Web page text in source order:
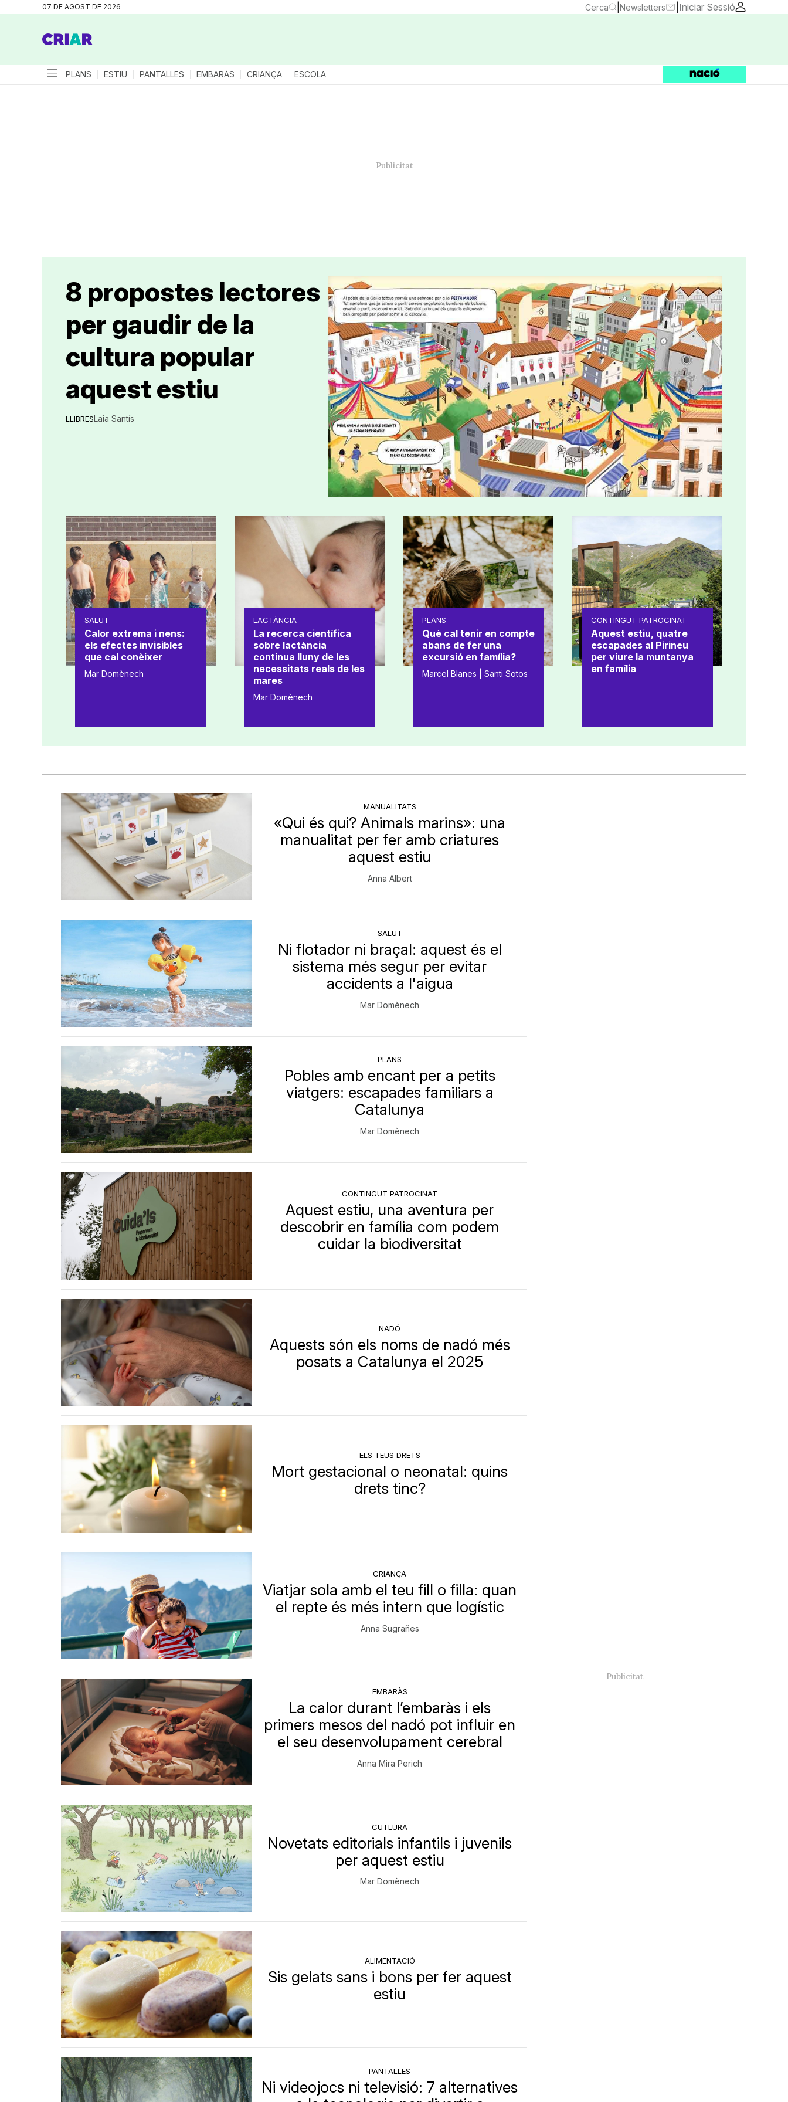
07 DE AGOST DE 2026 Cerca Newsletters Iniciar Sessió
PLANS ESTIU PANTALLES EMBARÀS CRIANÇA ESCOLA
LLIBRES
8 propostes lectores
per gaudir de la
cultura popular
aquest estiu
Laia Santís
SALUT
Calor extrema i nens:
els efectes invisibles
que cal conèixer
Mar Domènech
LACTÀNCIA
La recerca científica
sobre lactància
continua lluny de les
necessitats reals de les
mares
Mar Domènech
PLANS
Què cal tenir en compte
abans de fer una
excursió en família?
Marcel Blanes | Santi Sotos
CONTINGUT PATROCINAT
Aquest estiu, quatre
escapades al Pirineu
per viure la muntanya
en família
MANUALITATS
«Qui és qui? Animals marins»: una
manualitat per fer amb criatures
aquest estiu
Anna Albert
SALUT
Ni flotador ni braçal: aquest és el
sistema més segur per evitar
accidents a l'aigua
Mar Domènech
PLANS
Pobles amb encant per a petits
viatgers: escapades familiars a
Catalunya
Mar Domènech
CONTINGUT PATROCINAT
Aquest estiu, una aventura per
descobrir en família com podem
cuidar la biodiversitat
NADÓ
Aquests són els noms de nadó més
posats a Catalunya el 2025
ELS TEUS DRETS
Mort gestacional o neonatal: quins
drets tinc?
CRIANÇA
Viatjar sola amb el teu fill o filla: quan
el repte és més intern que logístic
Anna Sugrañes
EMBARÀS
La calor durant l’embaràs i els
primers mesos del nadó pot influir en
el seu desenvolupament cerebral
Anna Mira Perich
CUTLURA
Novetats editorials infantils i juvenils
per aquest estiu
Mar Domènech
ALIMENTACIÓ
Sis gelats sans i bons per fer aquest
estiu
PANTALLES
Ni videojocs ni televisió: 7 alternatives